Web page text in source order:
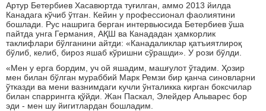
Артур Бетербиев Хасавюртда туғилган, аммо 2013 йилда
Канадага кўчиб ўтган. Кейин у профессионал фаолиятини
бошлади. Рус нашрига берган интервьюсида Бетербиев ўша
пайтда унга Германия, АҚШ ва Канададан ҳамкорлик
таклифлари бўлганини айтди: «Канадаликлар қатъиятлироқ
бўлиб, келиб, бироз яшаб кўришни сўрашди». У рози бўлди.
«Мен у ерга бордим, уч ой яшадим, машғулот ўтадим. Ҳозир
мен билан бўлган мураббий Марк Ремзи бир қанча синовларни
ўтказди ва мени вазнимдаги кучли ўнталикка кирган боксчилар
билан спаррингга қўйди. Жан Паскал, Элейдер Альварес бор
эди - мен шу йигитлардан бошладим.